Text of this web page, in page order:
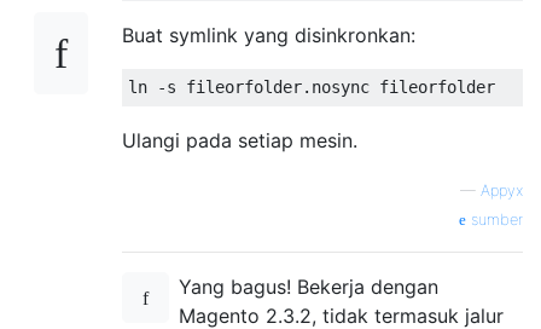
Buat symlink yang disinkronkan:
Ulangi pada setiap mesin.
— Appyx
sumber
Yang bagus! Bekerja dengan
Magento 2.3.2, tidak termasuk jalur